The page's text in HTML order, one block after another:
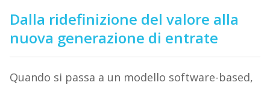
Dalla ridefinizione del valore alla
nuova generazione di entrate
Quando si passa a un modello software-based,